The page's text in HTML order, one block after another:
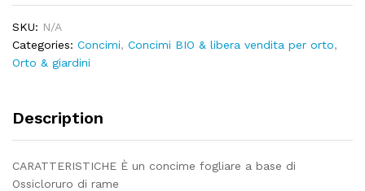
bagnabile
quantity
SKU: N/A
Categories: Concimi, Concimi BIO & libera vendita per orto,
Orto & giardini
Description
CARATTERISTICHE È un concime fogliare a base di
Ossicloruro di rame